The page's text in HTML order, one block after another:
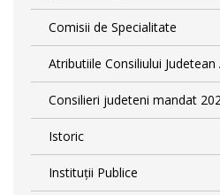
Comisii de Specialitate
Atributiile Consiliului Judetean
Consilieri judeteni mandat
Istoric
Instituții Publice